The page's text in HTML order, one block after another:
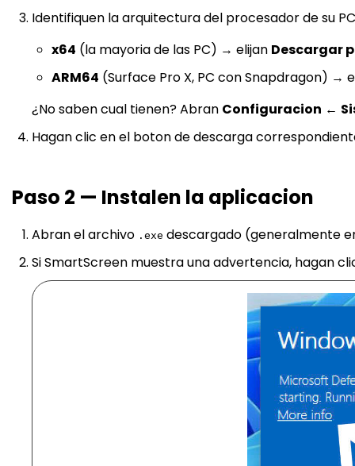
Identifiquen la arquitectura del procesador de su
x64 (la mayoria de las PC) → elijan Descargar
ARM64 (Surface Pro X, PC con Snapdragon) →
¿No saben cual tienen? Abran Configuracion ←
Hagan clic en el boton de descarga
Paso 2 — Instalen la aplicacion
Abran el archivo .exe descargado (generalmente
Si SmartScreen muestra una advertencia, hagan